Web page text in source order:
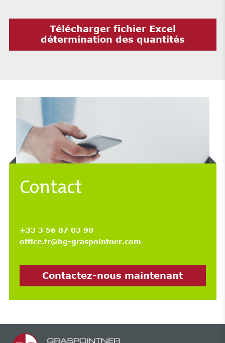
Télécharger fichier Excel
détermination des quantités
Contact
+33 3 56 87 03 90
office.fr@bg-graspointner.com
Contactez-nous maintenant